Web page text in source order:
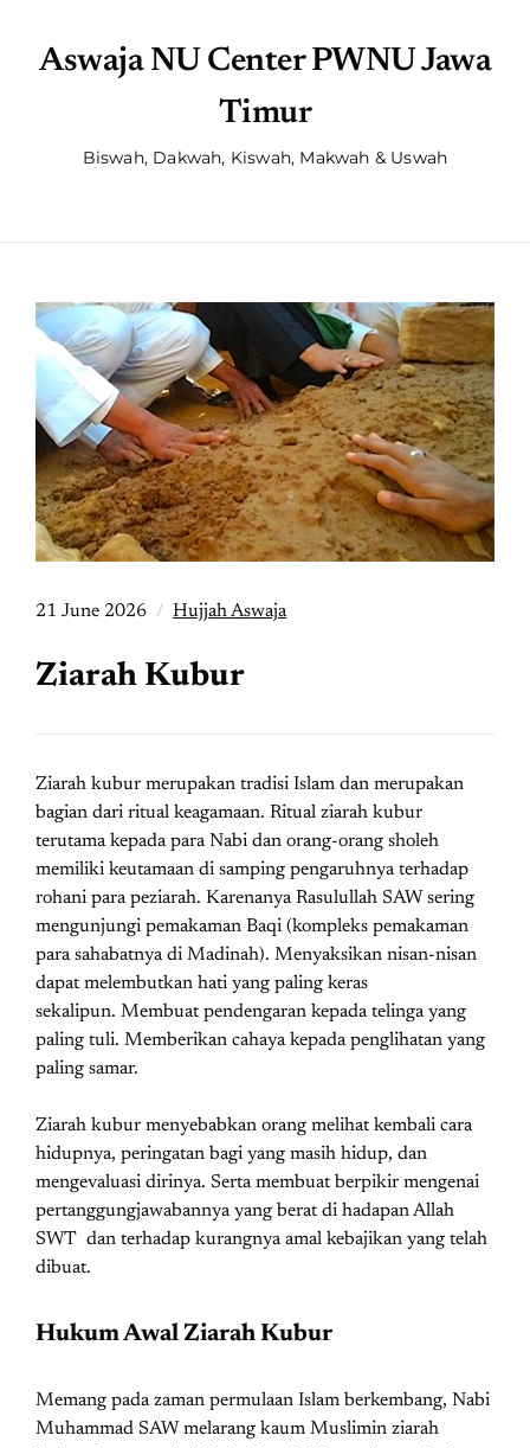
Aswaja NU Center PWNU Jawa
Timur
Biswah, Dakwah, Kiswah, Makwah & Uswah
21 June 2026 Hujjah Aswaja
Ziarah Kubur
Ziarah kubur merupakan tradisi Islam dan merupakan
bagian dari ritual keagamaan. Ritual ziarah kubur
terutama kepada para Nabi dan orang-orang sholeh
memiliki keutamaan di samping pengaruhnya terhadap
rohani para peziarah. Karenanya Rasulullah SAW sering
mengunjungi pemakaman Baqi (kompleks pemakaman
para sahabatnya di Madinah). Menyaksikan nisan-nisan
dapat melembutkan hati yang paling keras
sekalipun. Membuat pendengaran kepada telinga yang
paling tuli. Memberikan cahaya kepada penglihatan yang
paling samar.
Ziarah kubur menyebabkan orang melihat kembali cara
hidupnya, peringatan bagi yang masih hidup, dan
mengevaluasi dirinya. Serta membuat berpikir mengenai
pertanggungjawabannya yang berat di hadapan Allah
SWT dan terhadap kurangnya amal kebajikan yang telah
dibuat.
Hukum Awal Ziarah Kubur
Memang pada zaman permulaan Islam berkembang, Nabi
Muhammad SAW melarang kaum Muslimin ziarah